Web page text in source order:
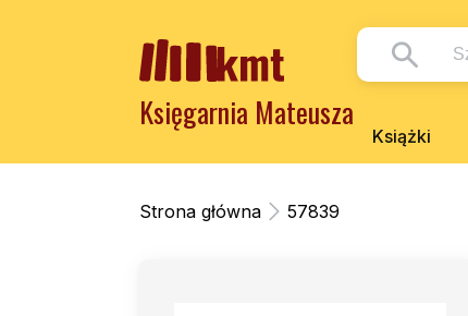
Księgarnia Mateusza
Książki
Strona główna 57839